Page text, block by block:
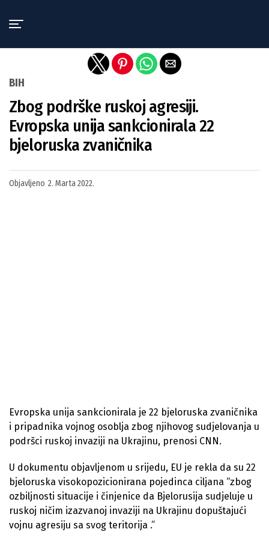
BIH
Zbog podrške ruskoj agresiji.
Evropska unija sankcionirala 22
bjeloruska zvaničnika
Objavljeno 2. Marta 2022.
Evropska unija sankcionirala je 22 bjeloruska zvaničnika
i pripadnika vojnog osoblja zbog njihovog sudjelovanja u
podršci ruskoj invaziji na Ukrajinu, prenosi CNN.
U dokumentu objavljenom u srijedu, EU je rekla da su 22
bjeloruska visokopozicionirana pojedinca ciljana “zbog
ozbiljnosti situacije i činjenice da Bjelorusija sudjeluje u
ruskoj ničim izazvanoj invaziji na Ukrajinu dopuštajući
vojnu agresiju sa svog teritorija .”